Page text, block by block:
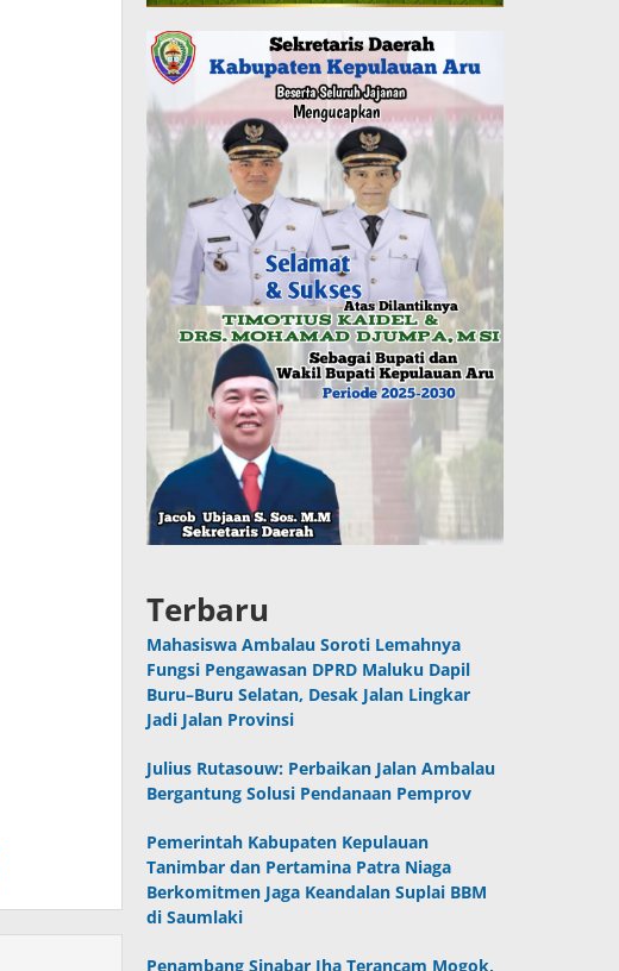
Terbaru
Mahasiswa Ambalau Soroti Lemahnya
Fungsi Pengawasan DPRD Maluku Dapil
Buru–Buru Selatan, Desak Jalan Lingkar
Jadi Jalan Provinsi
Julius Rutasouw: Perbaikan Jalan Ambalau
Bergantung Solusi Pendanaan Pemprov
Pemerintah Kabupaten Kepulauan
Tanimbar dan Pertamina Patra Niaga
Berkomitmen Jaga Keandalan Suplai BBM
di Saumlaki
Penambang Sinabar Iha Terancam Mogok,